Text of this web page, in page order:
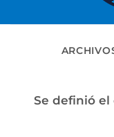
Se definió el